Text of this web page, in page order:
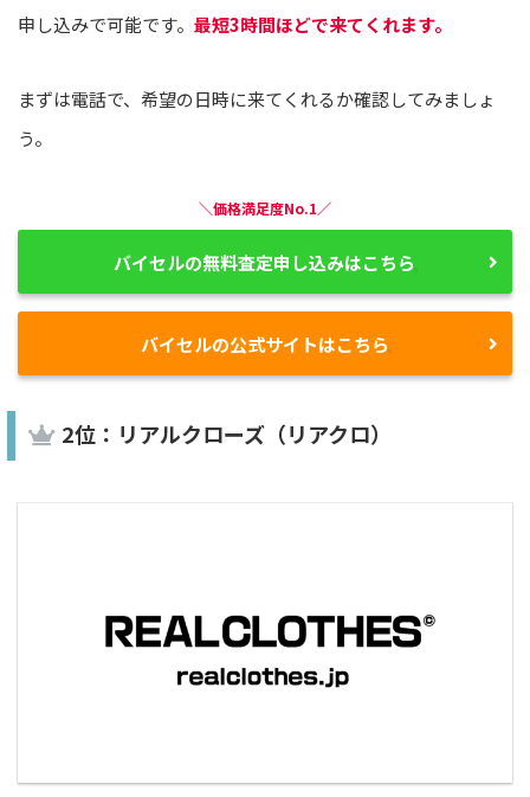
申し込みで可能です。 最短3時間ほどで来てくれます。
まずは電話で、希望の日時に来てくれるか確認してみましょ
う。
＼価格満足度No.1／
バイセルの無料査定申し込みはこちら
バイセルの公式サイトはこちら
2位：リアルクローズ（リアクロ）